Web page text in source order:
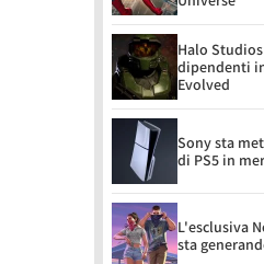
Halo
dipendenti
Evolved
Sony sta
di PS5 in
L'esclusiva
sta